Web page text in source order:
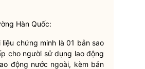
Hàn Quốc:
chứng minh là 01 bản sao
cho người sử dụng lao động
động nước ngoài, kèm bản